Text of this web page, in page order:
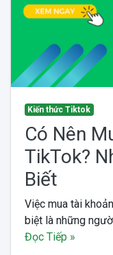
Kiến thức Tiktok
Có Nên
TikTok?
Biết
Việc mua tài
biệt là những
Đọc Tiếp »